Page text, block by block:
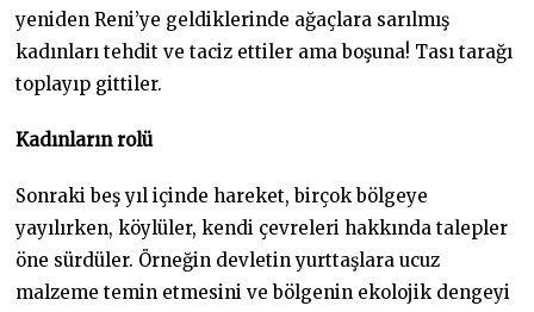
yeniden Reni’ye geldiklerinde ağaçlara sarılmış
kadınları tehdit ve taciz ettiler ama boşuna! Tası tarağı
toplayıp gittiler.
Kadınların rolü
Sonraki beş yıl içinde hareket, birçok bölgeye
yayılırken, köylüler, kendi çevreleri hakkında talepler
öne sürdüler. Örneğin devletin yurttaşlara ucuz
malzeme temin etmesini ve bölgenin ekolojik dengeyi